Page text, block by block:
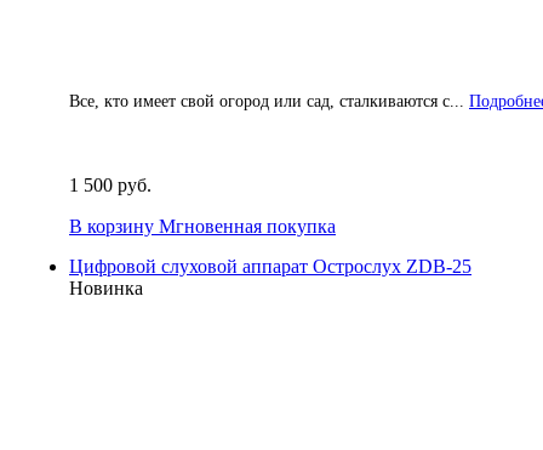
Все, кто имеет свой огород или сад, сталкиваются с...
1 500 руб.
В корзину Мгновенная покупка
Цифровой слуховой аппарат Острослух ZDB-25
Новинка